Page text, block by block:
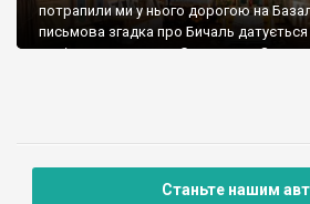
потрапили ми у нього дорогою на
письмова згадка про Бичаль
тоді село належало Сангушкам. За
Станьте нашим